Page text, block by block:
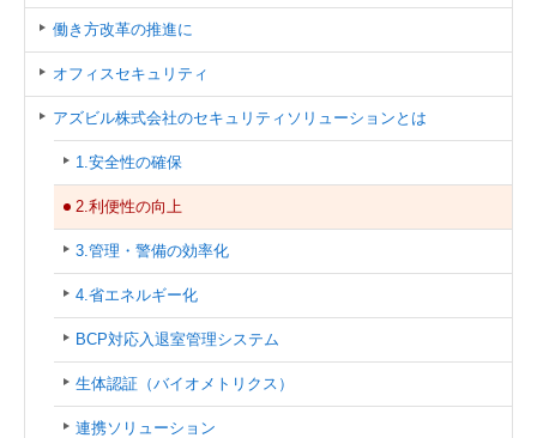
働き方改革の推進に
オフィスセキュリティ
アズビル株式会社のセキュリティソリューションとは
1.安全性の確保
2.利便性の向上
3.管理・警備の効率化
4.省エネルギー化
BCP対応入退室管理システム
生体認証（バイオメトリクス）
連携ソリューション